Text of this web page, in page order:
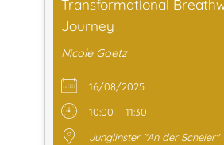
Transformational
Journey
Nicole Goetz
16/08/2025
10:00 – 11:30
Junglinster "An der Scheier"